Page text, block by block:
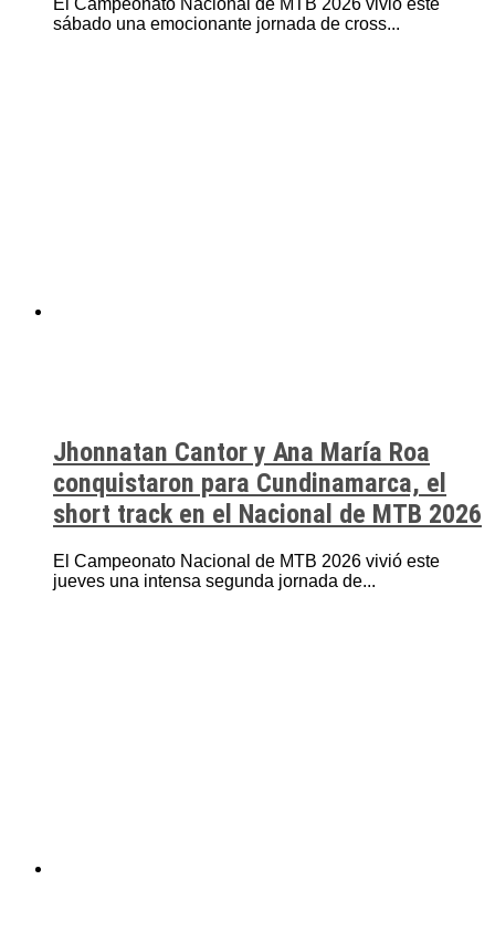
El Campeonato Nacional de MTB 2026 vivió este
sábado una emocionante jornada de cross...
Jhonnatan Cantor y Ana María Roa
conquistaron para Cundinamarca, el
short track en el Nacional de MTB 2026
El Campeonato Nacional de MTB 2026 vivió este
jueves una intensa segunda jornada de...